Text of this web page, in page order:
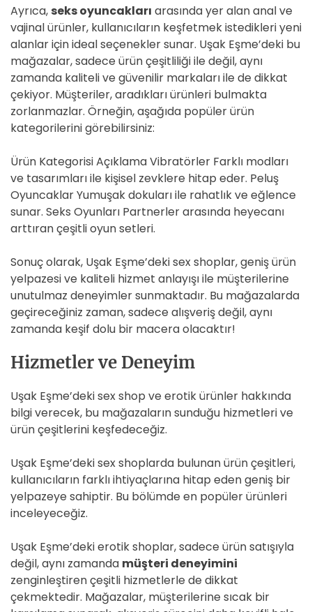
Ayrıca, seks oyuncakları arasında yer alan anal ve
vajinal ürünler, kullanıcıların keşfetmek istedikleri yeni
alanlar için ideal seçenekler sunar. Uşak Eşme’deki bu
mağazalar, sadece ürün çeşitliliği ile değil, aynı
zamanda kaliteli ve güvenilir markaları ile de dikkat
çekiyor. Müşteriler, aradıkları ürünleri bulmakta
zorlanmazlar. Örneğin, aşağıda popüler ürün
kategorilerini görebilirsiniz:
Ürün Kategorisi Açıklama Vibratörler Farklı modları
ve tasarımları ile kişisel zevklere hitap eder. Peluş
Oyuncaklar Yumuşak dokuları ile rahatlık ve eğlence
sunar. Seks Oyunları Partnerler arasında heyecanı
arttıran çeşitli oyun setleri.
Sonuç olarak, Uşak Eşme’deki sex shoplar, geniş ürün
yelpazesi ve kaliteli hizmet anlayışı ile müşterilerine
unutulmaz deneyimler sunmaktadır. Bu mağazalarda
geçireceğiniz zaman, sadece alışveriş değil, aynı
zamanda keşif dolu bir macera olacaktır!
Hizmetler ve Deneyim
Uşak Eşme’deki sex shop ve erotik ürünler hakkında
bilgi verecek, bu mağazaların sunduğu hizmetleri ve
ürün çeşitlerini keşfedeceğiz.
Uşak Eşme’deki sex shoplarda bulunan ürün çeşitleri,
kullanıcıların farklı ihtiyaçlarına hitap eden geniş bir
yelpazeye sahiptir. Bu bölümde en popüler ürünleri
inceleyeceğiz.
Uşak Eşme’deki erotik shoplar, sadece ürün satışıyla
değil, aynı zamanda müşteri deneyimini
zenginleştiren çeşitli hizmetlerle de dikkat
çekmektedir. Mağazalar, müşterilerine sıcak bir